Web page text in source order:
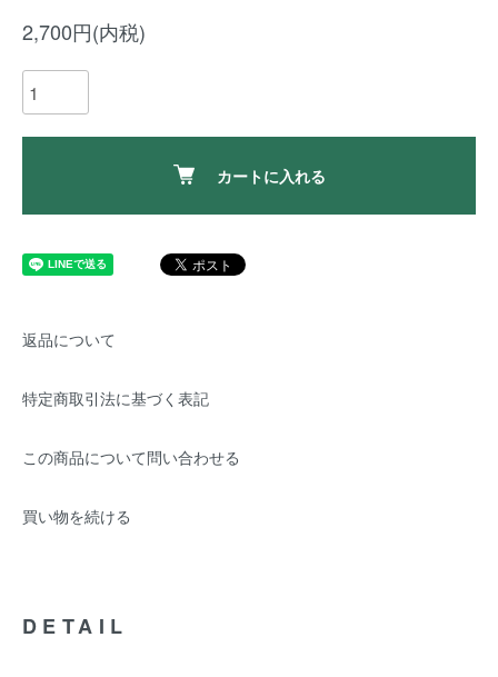
2,700円(内税)
カートに入れる
返品について
特定商取引法に基づく表記
この商品について問い合わせる
買い物を続ける
DETAIL